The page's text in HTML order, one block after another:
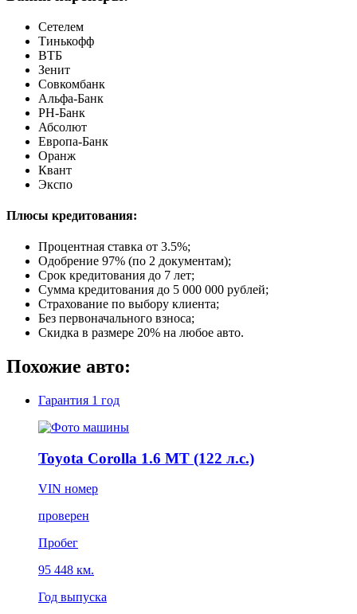
Сетелем
Тинькофф
ВТБ
Зенит
Совкомбанк
Альфа-Банк
РН-Банк
Абсолют
Европа-Банк
Оранж
Квант
Экспо
Плюсы кредитования:
Процентная ставка от 3.5%;
Одобрение 97% (по 2 документам);
Срок кредитования до 7 лет;
Сумма кредитования до 5 000 000 рублей;
Страхование по выбору клиента;
Без первоначального взноса;
Скидка в размере 20% на любое авто.
Похожие авто:
Гарантия 1 год
Toyota Corolla 1.6 MT (122 л.с.)
VIN номер
проверен
Пробег
95 448 км.
Год выпуска